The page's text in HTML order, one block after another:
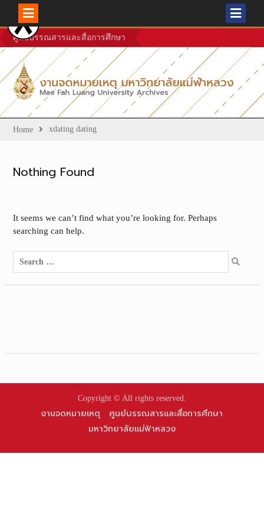
Skip
to
content
ศูนย์บรรณสารและสื่อการศึกษา
Home xdating dating
Nothing Found
It seems we can’t find what you’re looking for. Perhaps
searching can help.
Search
for:
Copyright © All rights reserved.
งานจดหมายเหตุ
ศูนย์บรรณสารและสื่อการศึกษา
มหาวิทยาลัยแม่ฟ้าหลวง